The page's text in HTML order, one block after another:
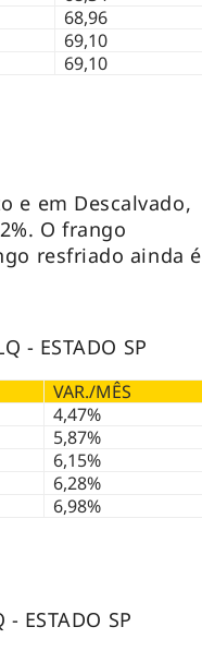
68,96
69,10
69,10
e em Descalvado,
O frango
resfriado ainda é
- ESTADO SP
VAR./MÊS
4,47%
5,87%
6,15%
6,28%
6,98%
- ESTADO SP